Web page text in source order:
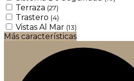
Terraza (27)
Trastero (4)
Vistas Al Mar (13)
Más características